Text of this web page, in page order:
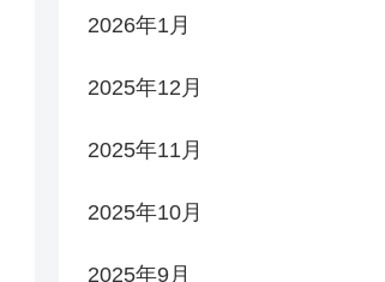
2026年1月
2025年12月
2025年11月
2025年10月
2025年9月